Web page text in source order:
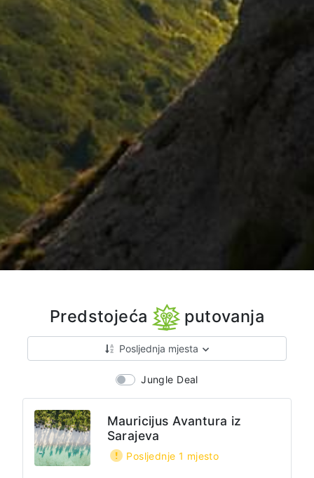
Predstojeća putovanja
Posljednja mjesta
Jungle Deal
Mauricijus Avantura iz
Sarajeva
Posljednje 1 mjesto